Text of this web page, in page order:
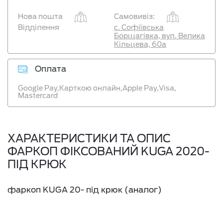
Нова пошта
Самовивіз:
Відділення
с. Софіївська
Борщагівка, вул. Велика
Кільцева, 60а
Оплата
Google Pay,Карткою онлайн,Apple Pay,Visa,
Mastercard
ХАРАКТЕРИСТИКИ ТА ОПИС
ФАРКОП ФІКСОВАНИЙ KUGA 2020-
ПІД КРЮК
фаркоп KUGA 20- під крюк (аналог)